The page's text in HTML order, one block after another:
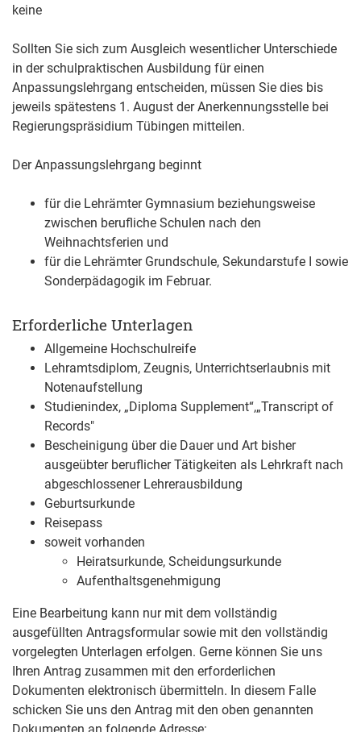
keine
Sollten Sie sich zum Ausgleich wesentlicher Unterschiede
in der schulpraktischen Ausbildung für einen
Anpassungslehrgang entscheiden, müssen Sie dies bis
jeweils spätestens 1. August der Anerkennungsstelle bei
Regierungspräsidium Tübingen mitteilen.
Der Anpassungslehrgang beginnt
für die Lehrämter Gymnasium beziehungsweise
zwischen berufliche Schulen nach den
Weihnachtsferien und
für die Lehrämter Grundschule, Sekundarstufe I sowie
Sonderpädagogik im Februar.
Erforderliche Unterlagen
Allgemeine Hochschulreife
Lehramtsdiplom, Zeugnis, Unterrichtserlaubnis mit
Notenaufstellung
Studienindex, „Diploma Supplement“,„Transcript of
Records"
Bescheinigung über die Dauer und Art bisher
ausgeübter beruflicher Tätigkeiten als Lehrkraft nach
abgeschlossener Lehrerausbildung
Geburtsurkunde
Reisepass
soweit vorhanden
Heiratsurkunde, Scheidungsurkunde
Aufenthaltsgenehmigung
Eine Bearbeitung kann nur mit dem vollständig
ausgefüllten Antragsformular sowie mit den vollständig
vorgelegten Unterlagen erfolgen. Gerne können Sie uns
Ihren Antrag zusammen mit den erforderlichen
Dokumenten elektronisch übermitteln. In diesem Falle
schicken Sie uns den Antrag mit den oben genannten